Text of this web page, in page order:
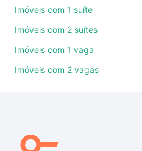
ruas, bairros e até
também pode usar os
quartos, suítes, com ou
comodidades, como
Qual o preço de Imóveis à
Imóveis com 1 suíte
Imóveis com 2 suítes
Imóveis com 1 vaga
Imóveis com 2 vagas